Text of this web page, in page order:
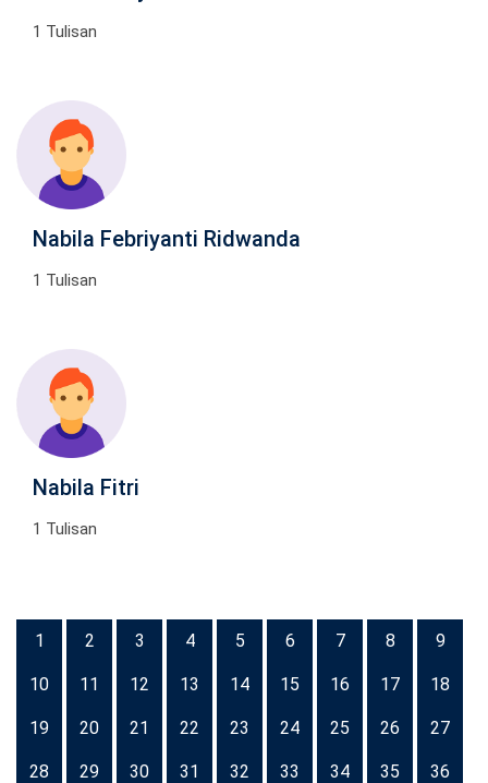
1 Tulisan
Nabila Febriyanti Ridwanda
1 Tulisan
Nabila Fitri
1 Tulisan
1 2 3 4 5 6 7 8 9
10 11 12 13 14 15 16 17 18
19 20 21 22 23 24 25 26 27
28 29 30 31 32 33 34 35 36